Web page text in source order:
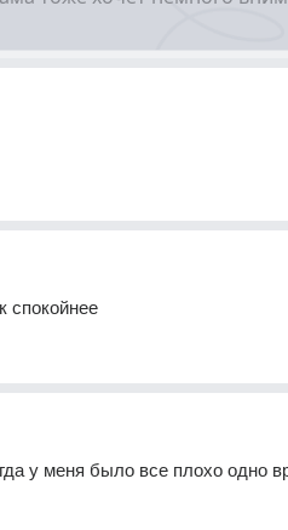
спокойнее
у меня было все плохо одно